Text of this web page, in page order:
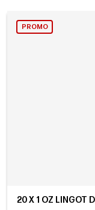
PROMO
20 X 1 OZ LINGOT